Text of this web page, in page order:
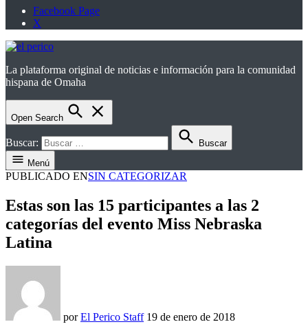
Facebook Page
X
el perico
La plataforma original de noticias e información para la comunidad
hispana de Omaha
Open Search
Buscar:
Buscar
Menú
PUBLICADO ENSIN CATEGORIZAR
Estas son las 15 participantes a las 2
categorías del evento Miss Nebraska
Latina
por El Perico Staff 19 de enero de 2018